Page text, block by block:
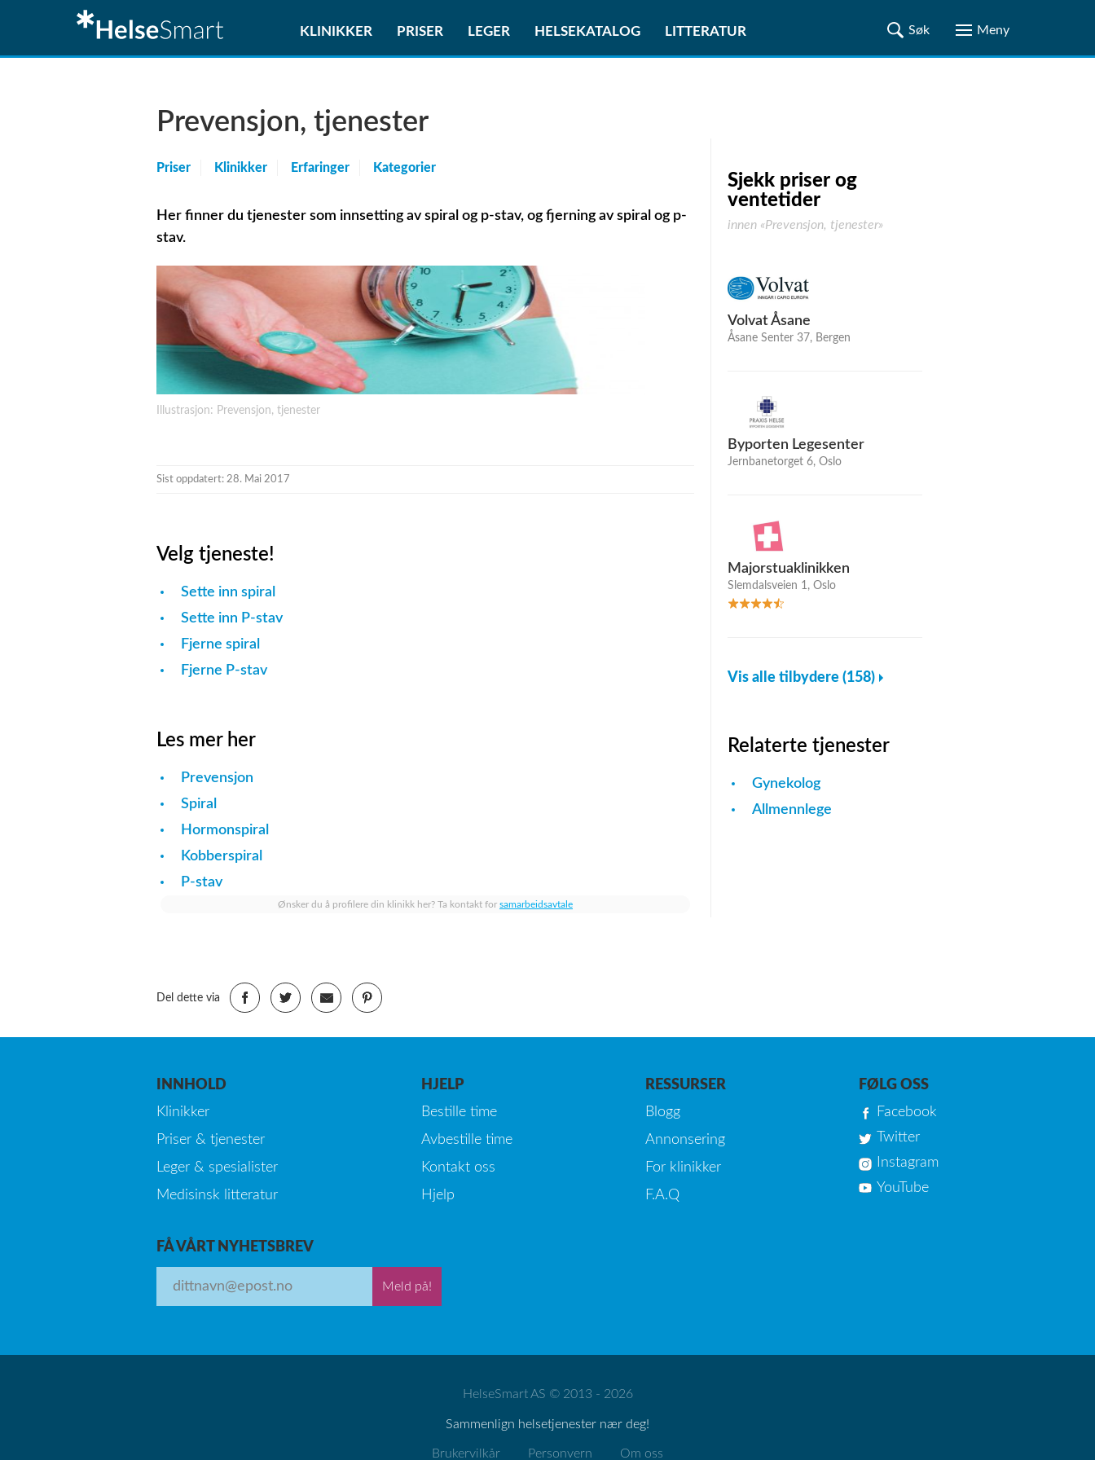
KLINIKKER PRISER LEGER HELSEKATALOG LITTERATUR
Prevensjon, tjenester
Priser Klinikker Erfaringer Kategorier
Her finner du tjenester som innsetting av spiral og p-stav, og fjerning av spiral og p-
stav.
Illustrasjon: Prevensjon, tjenester
Sist oppdatert: 28. Mai 2017
Velg tjeneste!
Sette inn spiral
Sette inn P-stav
Fjerne spiral
Fjerne P-stav
Les mer her
Prevensjon
Spiral
Hormonspiral
Kobberspiral
P-stav
Ønsker du å profilere din klinikk her? Ta kontakt for samarbeidsavtale
Sjekk priser og
ventetider
innen «Prevensjon, tjenester»
Volvat Åsane
Åsane Senter 37, Bergen
Byporten Legesenter
Jernbanetorget 6, Oslo
Majorstuaklinikken
Slemdalsveien 1, Oslo
Vis alle tilbydere (158)
Relaterte tjenester
Gynekolog
Allmennlege
Del dette via
INNHOLD
Klinikker
Priser & tjenester
Leger & spesialister
Medisinsk litteratur
HJELP
Bestille time
Avbestille time
Kontakt oss
Hjelp
RESSURSER
Blogg
Annonsering
For klinikker
F.A.Q
FØLG OSS
Facebook
Twitter
Instagram
YouTube
FÅ VÅRT NYHETSBREV
Meld på!
HelseSmart AS © 2013 - 2026
Sammenlign helsetjenester nær deg!
Brukervilkår Personvern Om oss